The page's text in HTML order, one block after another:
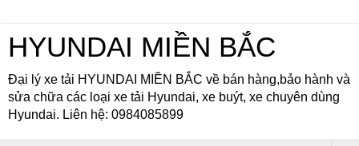
HYUNDAI MIỀN BẮC
Đại lý xe tải HYUNDAI MIỀN BẮC về bán hàng,bảo hành và
sửa chữa các loại xe tải Hyundai, xe buýt, xe chuyên dùng
Hyundai. Liên hệ: 0984085899